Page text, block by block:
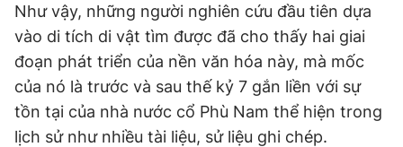
Như vậy, những người nghiên cứu đầu tiên dựa
vào di tích di vật tìm được đã cho thấy hai giai
đoạn phát triển của nền văn hóa này, mà mốc
của nó là trước và sau thế kỷ 7 gắn liền với sự
tồn tại của nhà nước cổ Phù Nam thể hiện trong
lịch sử như nhiều tài liệu, sử liệu ghi chép.